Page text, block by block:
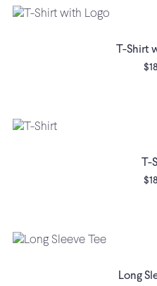
T-Shirt
$
$
Long